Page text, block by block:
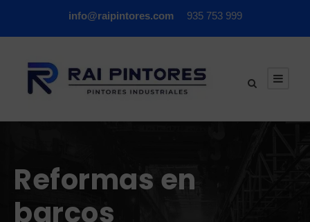
info@raipintores.com 935 753 999
Reformas en
barcos